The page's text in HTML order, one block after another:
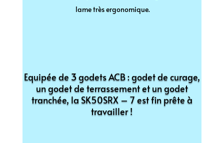
lame très ergonomique.
Equipée de 3 godets ACB : godet de curage,
un godet de terrassement et un godet
tranchée, la SK50SRX – 7 est fin prête à
travailler !